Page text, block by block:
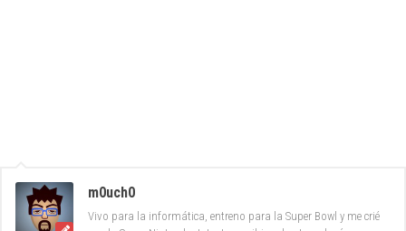
m0uch0
Vivo para la informática, entreno para la Super Bowl y me crié